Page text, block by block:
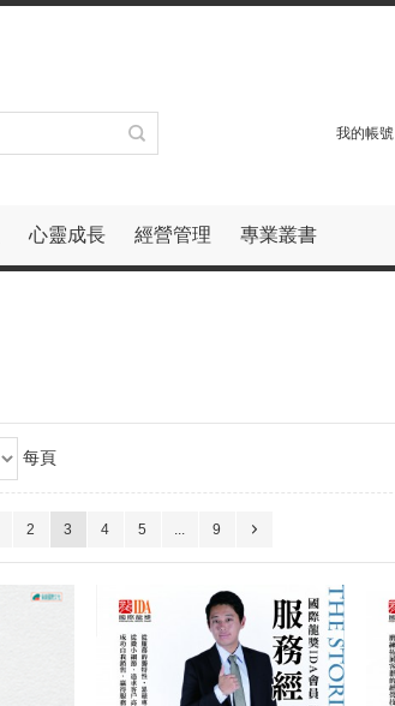
我的帳號
心靈成長 經營管理 專業叢書
每頁
2 3 4 5 ... 9